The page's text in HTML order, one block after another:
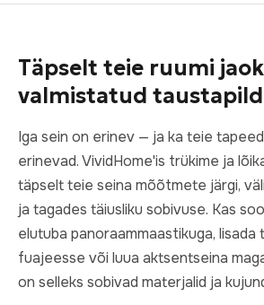
Täpselt teie ruumi
valmistatud
Iga sein on erinev — ja ka teie
erinevad. VividHome'is trükime ja
täpselt teie seina mõõtmete järgi,
ja tagades täiusliku sobivuse. Kas
elutuba panoraammaastikuga, lisada
fuajeesse või luua aktsentseina
on selleks sobivad materjalid ja